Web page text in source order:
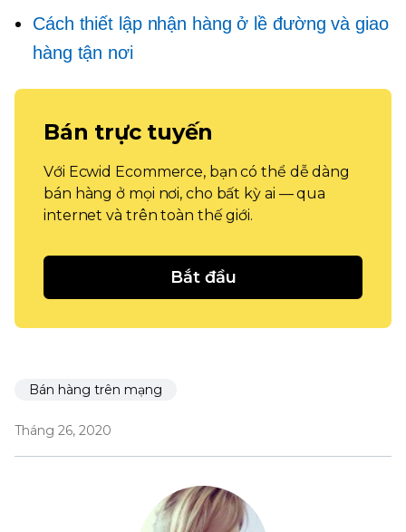
Cách thiết lập nhận hàng ở lề đường và giao
hàng tận nơi
Bán trực tuyến
Với Ecwid Ecommerce, bạn có thể dễ dàng
bán hàng ở mọi nơi, cho bất kỳ ai — qua
internet và trên toàn thế giới.
Bắt đầu
Bán hàng trên mạng
Tháng 26, 2020